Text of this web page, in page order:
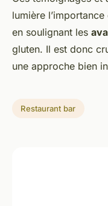
lumière l’importance
en soulignant les
gluten. Il est donc
une approche bien
Restaurant bar